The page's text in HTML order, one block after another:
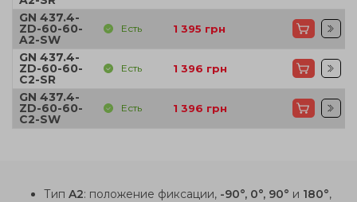
GN 437.4-
ZD-60-60-
A2-SW
Есть 1 395 грн
GN 437.4-
ZD-60-60-
C2-SR
Есть 1 396 грн
GN 437.4-
ZD-60-60-
C2-SW
Есть 1 396 грн
Тип A2: положение фиксации, -90°, 0°, 90° и 180°,